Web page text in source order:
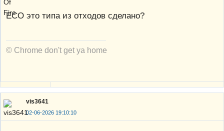
ECO это типа из отходов сделано?
© Chrome don't get ya home
vis3641
02-06-2026 19:10:10